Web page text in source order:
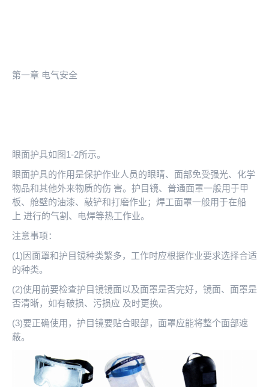
第一章 电气安全
眼面护具如图1-2所示。
眼面护具的作用是保护作业人员的眼睛、面部免受强光、化学
物品和其他外来物质的伤 害。护目镜、普通面罩一般用于甲
板、舱壁的油漆、敲铲和打磨作业；焊工面罩一般用于在船
上 进行的气割、电焊等热工作业。
注意事项：
(1)因面罩和护目镜种类繁多，工作时应根据作业要求选择合适
的种类。
(2)使用前要检查护目镜镜面以及面罩是否完好，镜面、面罩是
否清晰，如有破损、污损应 及时更换。
(3)要正确使用，护目镜要贴合眼部，面罩应能将整个面部遮
蔽。